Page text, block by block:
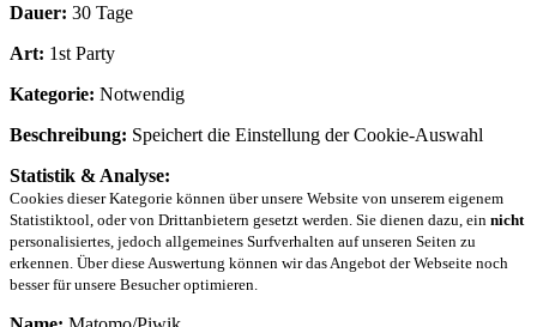
Dauer: 30 Tage
Art: 1st Party
Kategorie: Notwendig
Beschreibung: Speichert die Einstellung der Cookie-Auswahl
Statistik & Analyse:
Cookies dieser Kategorie können über unsere Website von unserem eigenem
Statistiktool, oder von Drittanbietern gesetzt werden. Sie dienen dazu, ein nicht
personalisiertes, jedoch allgemeines Surfverhalten auf unseren Seiten zu
erkennen. Über diese Auswertung können wir das Angebot der Webseite noch
besser für unsere Besucher optimieren.